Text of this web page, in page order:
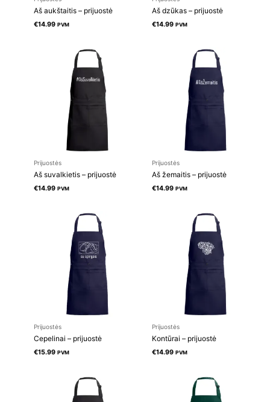
Aš aukštaitis – prijuostė
€14.99 PVM
Aš dzūkas – prijuostė
€14.99 PVM
Prijuostės
Aš suvalkietis – prijuostė
€14.99 PVM
Prijuostės
Aš žemaitis – prijuostė
€14.99 PVM
Prijuostės
Cepelinai – prijuostė
€15.99 PVM
Prijuostės
Kontūrai – prijuostė
€14.99 PVM